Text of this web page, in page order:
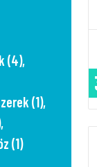
(4),
(1),
,
(1)